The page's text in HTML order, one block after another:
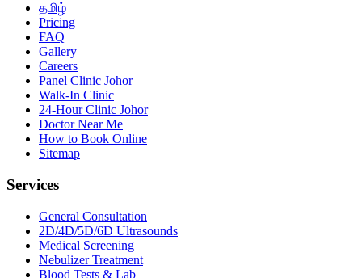
தமிழ்
Pricing
FAQ
Gallery
Careers
Panel Clinic Johor
Walk-In Clinic
24-Hour Clinic Johor
Doctor Near Me
How to Book Online
Sitemap
Services
General Consultation
2D/4D/5D/6D Ultrasounds
Medical Screening
Nebulizer Treatment
Blood Tests & Lab